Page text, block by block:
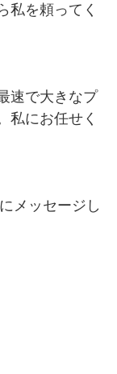
私を頼ってく
速で大きなプ
私にお任せく
メッセージし